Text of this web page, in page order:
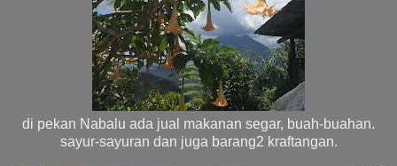
di pekan Nabalu ada jual makanan segar, buah-buahan.
sayur-sayuran dan juga barang2 kraftangan.